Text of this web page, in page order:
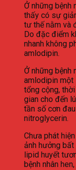
Ở những bệnh
thấy có sự
tư thế nằm và
Do đặc điểm
nhanh không
amlodipin.
Ở những bệnh
amlodipin một
tổng cộng,
gian cho đến
tần số cơn
nitroglycerin.
Chưa phát
ảnh hưởng bất
lipid huyết
bệnh nhân